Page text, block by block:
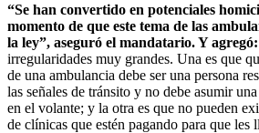
“Se han convertido en potenciales
momento de que este tema de las
la ley”, aseguró el mandatario. Y agregó:
irregularidades muy grandes. Una es que
de una ambulancia debe ser una persona
las señales de tránsito y no debe asumir
en el volante; y la otra es que no pueden
de clínicas que estén pagando para que les